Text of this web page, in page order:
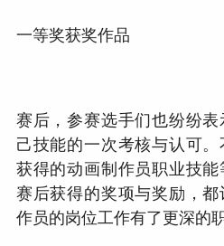
一等奖获奖作品
赛后，参赛选手们也纷纷
己技能的一次考核与认可
获得的动画制作员职业技
赛后获得的奖项与奖励，
作员的岗位工作有了更深的